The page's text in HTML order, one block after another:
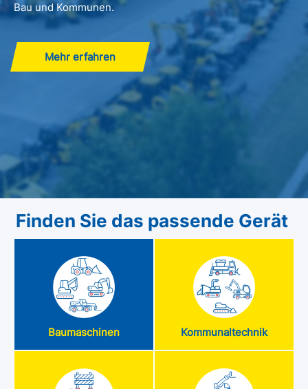
Bau und Kommunen.
Mehr erfahren
Finden Sie das passende Gerät
Baumaschinen Kommunaltechnik